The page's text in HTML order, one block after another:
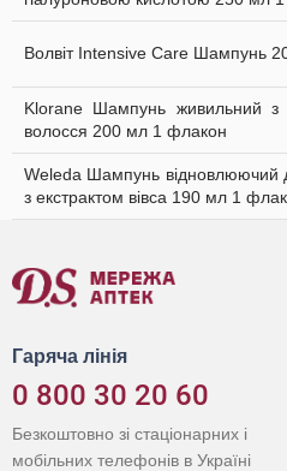
Волвіт Intensive Care Шампунь
Klorane Шампунь живильний з
волосся 200 мл 1 флакон
Weleda Шампунь відновлюючий
з екстрактом вівса 190 мл 1
Гаряча лінія
0 800 30 20 60
Безкоштовно зі стаціонарних і
мобільних телефонів в Україні